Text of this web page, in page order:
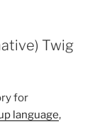
Twig
for
language,